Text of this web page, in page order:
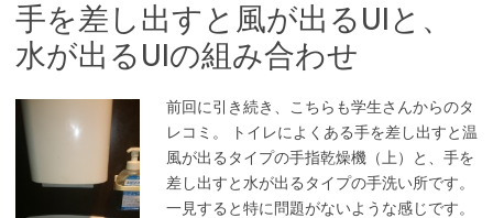
手を差し出すと風が出るUIと、
水が出るUIの組み合わせ
前回に引き続き、こちらも学生さんからのタ
レコミ。 トイレによくある手を差し出すと温
風が出るタイプの手指乾燥機（上）と、手を
差し出すと水が出るタイプの手洗い所です。
一見すると特に問題がないような感じです。